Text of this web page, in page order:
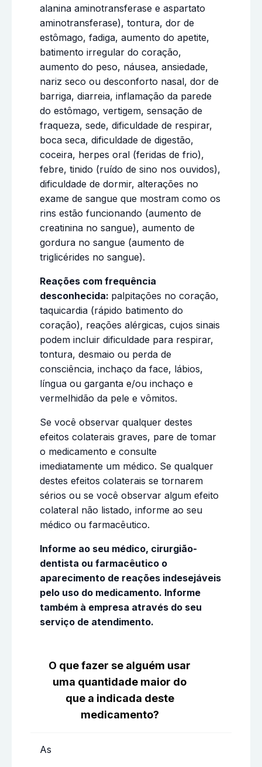
alanina aminotransferase e aspartato
aminotransferase), tontura, dor de
estômago, fadiga, aumento do apetite,
batimento irregular do coração,
aumento do peso, náusea, ansiedade,
nariz seco ou desconforto nasal, dor de
barriga, diarreia, inflamação da parede
do estômago, vertigem, sensação de
fraqueza, sede, dificuldade de respirar,
boca seca, dificuldade de digestão,
coceira, herpes oral (feridas de frio),
febre, tinido (ruído de sino nos ouvidos),
dificuldade de dormir, alterações no
exame de sangue que mostram como os
rins estão funcionando (aumento de
creatinina no sangue), aumento de
gordura no sangue (aumento de
triglicérides no sangue).
Reações com frequência
desconhecida: palpitações no coração,
taquicardia (rápido batimento do
coração), reações alérgicas, cujos sinais
podem incluir dificuldade para respirar,
tontura, desmaio ou perda de
consciência, inchaço da face, lábios,
língua ou garganta e/ou inchaço e
vermelhidão da pele e vômitos.
Se você observar qualquer destes
efeitos colaterais graves, pare de tomar
o medicamento e consulte
imediatamente um médico. Se qualquer
destes efeitos colaterais se tornarem
sérios ou se você observar algum efeito
colateral não listado, informe ao seu
médico ou farmacêutico.
Informe ao seu médico, cirurgião-
dentista ou farmacêutico o
aparecimento de reações indesejáveis
pelo uso do medicamento. Informe
também à empresa através do seu
serviço de atendimento.
O que fazer se alguém usar
uma quantidade maior do
que a indicada deste
medicamento?
As